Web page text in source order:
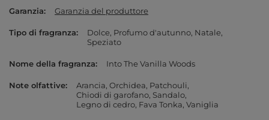
Garanzia Garanzia del produttore
Tipo di fragranza Dolce Profumo d'autunno Natale
Speziato
Nome della fragranza Into The Vanilla Woods
Note olfattive Arancia Orchidea Patchouli
Chiodi di garofano Sandalo
Legno di cedro Fava Tonka Vaniglia